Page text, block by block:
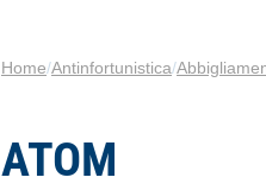
Home/Antinfortunistica/
ATOM